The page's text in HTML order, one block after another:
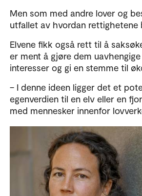
Men som med andre lover og
utfallet av hvordan rettighetene
Elvene fikk også rett til å
er ment å gjøre dem
interesser og gi en stemme til
– I denne ideen ligger det et
egenverdien til en elv eller en
med mennesker innenfor